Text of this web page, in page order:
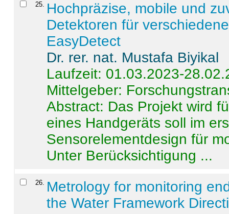
25. Hochpräzise, mobile und
Detektoren für
EasyDetect
Dr. rer. nat. Mustafa Biyikal
Laufzeit: 01.03.2023-
Mittelgeber:
Abstract: Das Projekt wird
eines Handgeräts soll im
Sensorelementdesign für
Unter Berücksichtigung ...
26. Metrology for monitoring
the Water Framework